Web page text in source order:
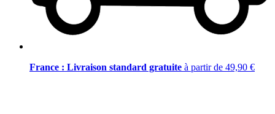
France : Livraison standard gratuite à partir de 49,90 €